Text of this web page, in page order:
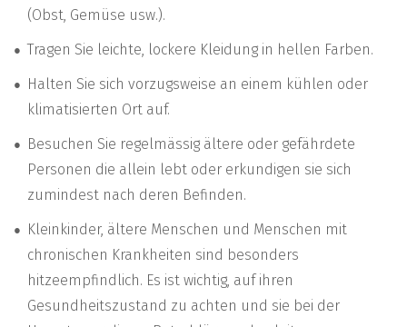
(Obst, Gemüse usw.).
Tragen Sie leichte, lockere Kleidung in hellen Farben.
Halten Sie sich vorzugsweise an einem kühlen oder
klimatisierten Ort auf.
Besuchen Sie regelmässig ältere oder gefährdete
Personen die allein lebt oder erkundigen sie sich
zumindest nach deren Befinden.
Kleinkinder, ältere Menschen und Menschen mit
chronischen Krankheiten sind besonders
hitzeempfindlich. Es ist wichtig, auf ihren
Gesundheitszustand zu achten und sie bei der